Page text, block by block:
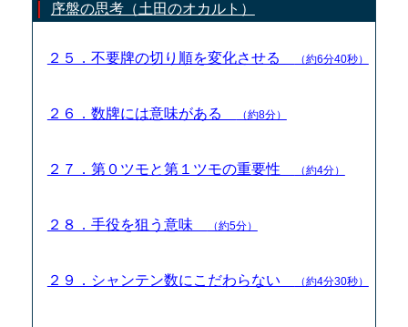
序盤の思考（土田のオカルト）
２５．不要牌の切り順を変化させる （約6分40秒）
２６．数牌には意味がある （約8分）
２７．第０ツモと第１ツモの重要性 （約4分）
２８．手役を狙う意味 （約5分）
２９．シャンテン数にこだわらない （約4分30秒）